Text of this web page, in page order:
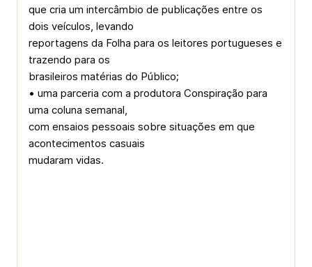
que cria um intercâmbio de publicações entre os
dois veículos, levando
reportagens da Folha para os leitores portugueses e
trazendo para os
brasileiros matérias do Público;
• uma parceria com a produtora Conspiração para
uma coluna semanal,
com ensaios pessoais sobre situações em que
acontecimentos casuais
mudaram vidas.